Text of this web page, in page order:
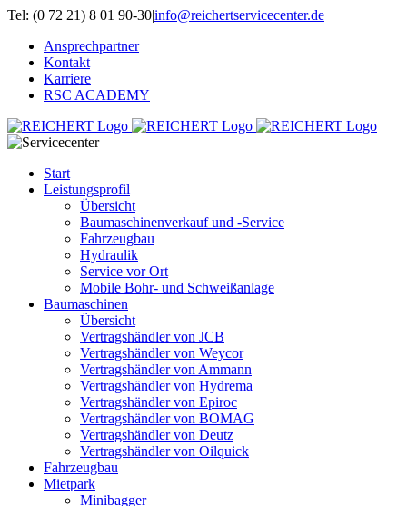
Zum
springen
Tel: (0 72 21) 8 01 90-30|info@reichertservicecenter.de
Ansprechpartner
Kontakt
Karriere
RSC ACADEMY
Start
Leistungsprofil
Übersicht
Baumaschinenverkauf und -Service
Fahrzeugbau
Hydraulik
Service vor Ort
Mobile Bohr- und Schweißanlage
Baumaschinen
Übersicht
Vertragshändler von JCB
Vertragshändler von Weycor
Vertragshändler von Ammann
Vertragshändler von Hydrema
Vertragshändler von Epiroc
Vertragshändler von BOMAG
Vertragshändler von Deutz
Vertragshändler von Oilquick
Fahrzeugbau
Mietpark
Minibagger